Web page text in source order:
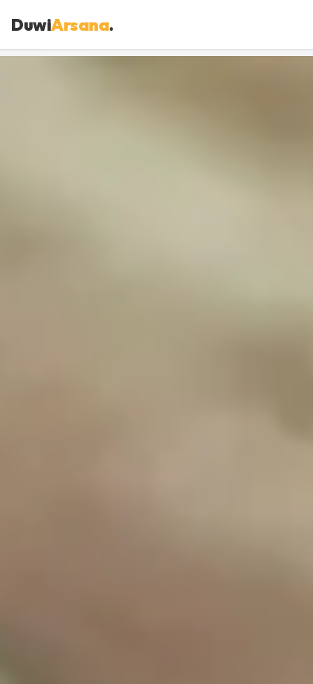
DuwiArsana.